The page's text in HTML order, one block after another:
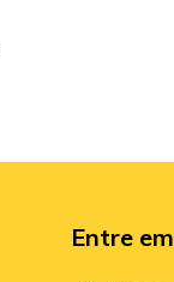
Entre